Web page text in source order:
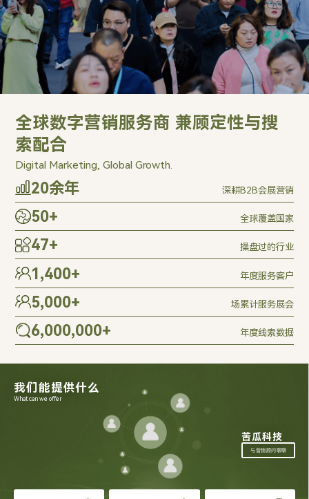
全球数字营销服务商 兼顾定性与搜
索配合
Digital Marketing, Global Growth.
20余年 深耕B2B会展营销
50+ 全球覆盖国家
47+ 操盘过的行业
1,400+ 年度服务客户
5,000+ 场累计服务展会
6,000,000+ 年度线索数据
我们能提供什么
What can we offer
苦瓜科技
与营销顾问聊聊